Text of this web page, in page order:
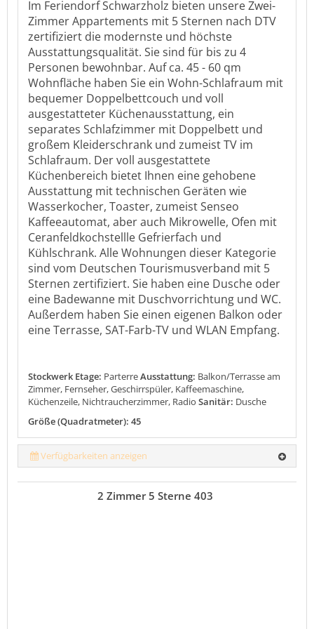
Im Feriendorf Schwarzholz bieten unsere Zwei-
Zimmer Appartements mit 5 Sternen nach DTV
zertifiziert die modernste und höchste
Ausstattungsqualität. Sie sind für bis zu 4
Personen bewohnbar. Auf ca. 45 - 60 qm
Wohnfläche haben Sie ein Wohn-Schlafraum mit
bequemer Doppelbettcouch und voll
ausgestatteter Küchenausstattung, ein
separates Schlafzimmer mit Doppelbett und
großem Kleiderschrank und zumeist TV im
Schlafraum. Der voll ausgestattete
Küchenbereich bietet Ihnen eine gehobene
Ausstattung mit technischen Geräten wie
Wasserkocher, Toaster, zumeist Senseo
Kaffeeautomat, aber auch Mikrowelle, Ofen mit
Ceranfeldkochstellle Gefrierfach und
Kühlschrank. Alle Wohnungen dieser Kategorie
sind vom Deutschen Tourismusverband mit 5
Sternen zertifiziert. Sie haben eine Dusche oder
eine Badewanne mit Duschvorrichtung und WC.
Außerdem haben Sie einen eigenen Balkon oder
eine Terrasse, SAT-Farb-TV und WLAN Empfang.
Stockwerk Etage: ParterreAusstattung: Balkon/Terrasse am
Zimmer, Fernseher, Geschirrspüler, Kaffeemaschine,
Küchenzeile, Nichtraucherzimmer, Radio Sanitär: Dusche
Größe (Quadratmeter): 45
Verfügbarkeiten anzeigen
2 Zimmer 5 Sterne 403